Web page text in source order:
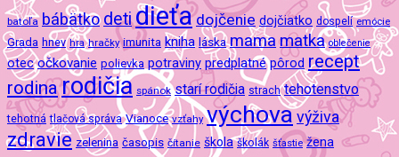
batoľa bábätko deti dieťa dojčenie dojčiatko dospelí emócie
Grada hnev hra hračky imunita kniha láska mama matka oblečenie
otec očkovanie polievka potraviny predplatné pôrod recept
rodinarodičia spánok starí rodičia strach tehotenstvo
tehotná tlačová správa Vianoce vzťahy výchovavýživa
zdravie zelenina časopis čítanie škola školák šťastie žena